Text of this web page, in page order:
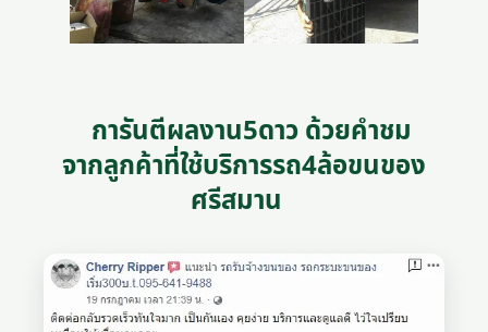
การันตีผลงาน5ดาว ด้วยคำชม
จากลูกค้าที่ใช้บริการรถ4ล้อขนของ
ศรีสมาน